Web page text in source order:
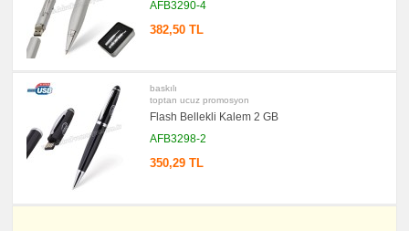
AFB3290-4
382,50 TL
baskılı
toptan ucuz promosyon
Flash Bellekli Kalem 2 GB
AFB3298-2
350,29 TL